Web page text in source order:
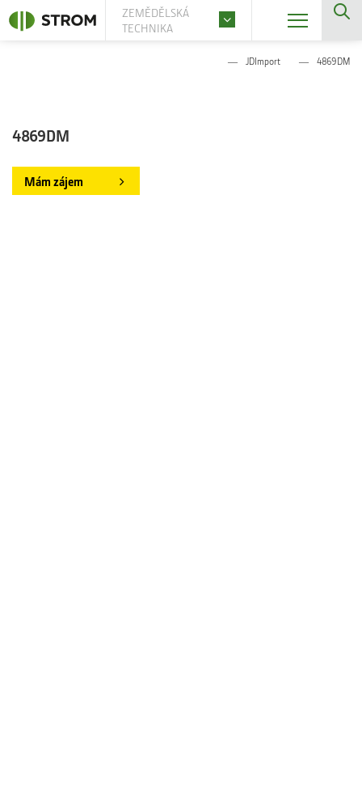
ZEMĚDĚLSKÁ
TECHNIKA
JDImport 4869DM
4869DM
Mám zájem